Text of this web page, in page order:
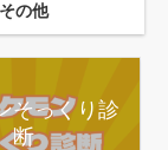
その他
そっくり診
断